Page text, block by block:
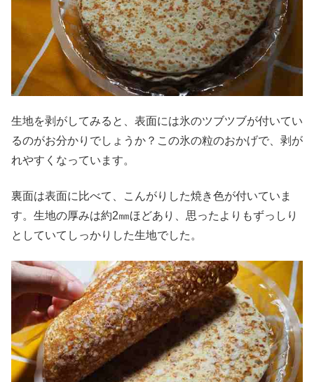
生地を剥がしてみると、表面には氷のツブツブが付いてい
るのがお分かりでしょうか？この氷の粒のおかげで、剥が
れやすくなっています。
裏面は表面に比べて、こんがりした焼き色が付いていま
す。生地の厚みは約2㎜ほどあり、思ったよりもずっしり
としていてしっかりした生地でした。